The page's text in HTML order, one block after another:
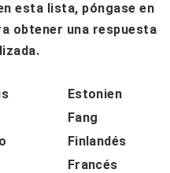
esta lista, póngase en
obtener una respuesta
Estonien
Fang
Finlandés
Francés